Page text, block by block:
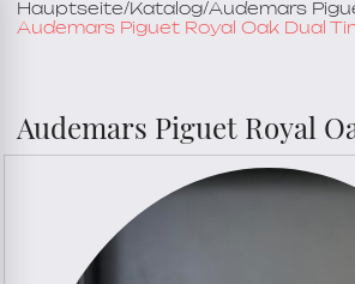
Hauptseite/ Katalog/Audemars
Audemars Piguet Royal Oak Dual
Audemars Piguet Royal